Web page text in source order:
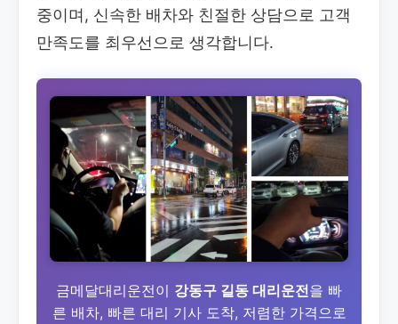
중이며, 신속한 배차와 친절한 상담으로 고객
만족도를 최우선으로 생각합니다.
금메달대리운전이 강동구 길동 대리운전을 빠
른 배차, 빠른 대리 기사 도착, 저렴한 가격으로